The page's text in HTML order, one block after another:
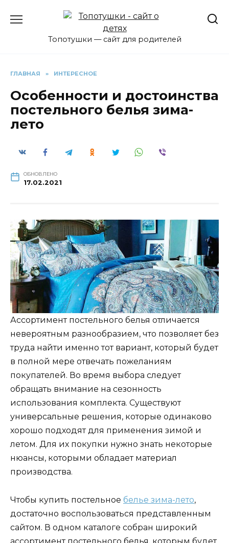
Топотушки — сайт для родителей
ГЛАВНАЯ » ИНТЕРЕСНОЕ
Особенности и достоинства
постельного белья зима-
лето
ОБНОВЛЕНО
17.02.2021
Ассортимент постельного белья отличается
невероятным разнообразием, что позволяет без
труда найти именно тот вариант, который будет
в полной мере отвечать пожеланиям
покупателей. Во время выбора следует
обращать внимание на сезонность
использования комплекта. Существуют
универсальные решения, которые одинаково
хорошо подходят для применения зимой и
летом. Для их покупки нужно знать некоторые
нюансы, которыми обладает материал
производства.
Чтобы купить постельное белье зима-лето,
достаточно воспользоваться представленным
сайтом. В одном каталоге собран широкий
ассортимент постельного белья, которым будет